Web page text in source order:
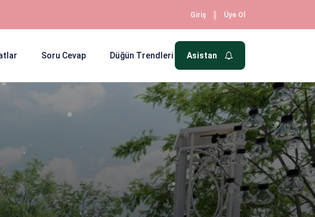
Giriş Üye Ol
Soru Cevap Düğün Trendleri Asistan